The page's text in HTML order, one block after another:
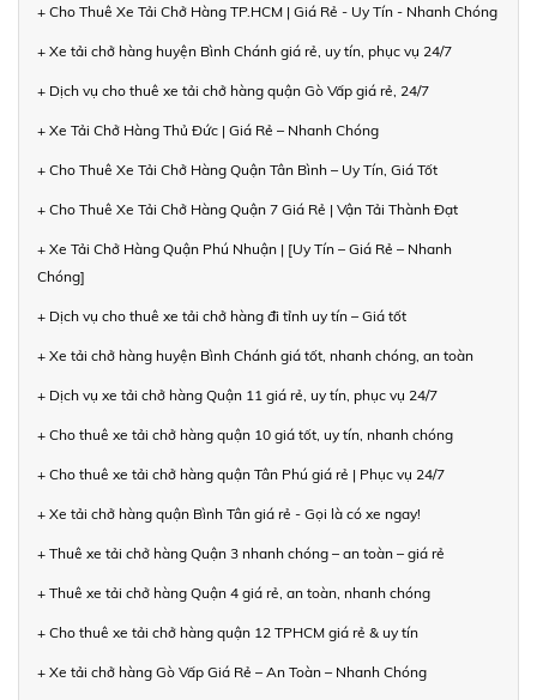
+ Cho Thuê Xe Tải Chở Hàng TP.HCM | Giá Rẻ - Uy Tín - Nhanh Chóng
+ Xe tải chở hàng huyện Bình Chánh giá rẻ, uy tín, phục vụ 24/7
+ Dịch vụ cho thuê xe tải chở hàng quận Gò Vấp giá rẻ, 24/7
+ Xe Tải Chở Hàng Thủ Đức | Giá Rẻ – Nhanh Chóng
+ Cho Thuê Xe Tải Chở Hàng Quận Tân Bình – Uy Tín, Giá Tốt
+ Cho Thuê Xe Tải Chở Hàng Quận 7 Giá Rẻ | Vận Tải Thành Đạt
+ Xe Tải Chở Hàng Quận Phú Nhuận | [Uy Tín – Giá Rẻ – Nhanh
Chóng]
+ Dịch vụ cho thuê xe tải chở hàng đi tỉnh uy tín – Giá tốt
+ Xe tải chở hàng huyện Bình Chánh giá tốt, nhanh chóng, an toàn
+ Dịch vụ xe tải chở hàng Quận 11 giá rẻ, uy tín, phục vụ 24/7
+ Cho thuê xe tải chở hàng quận 10 giá tốt, uy tín, nhanh chóng
+ Cho thuê xe tải chở hàng quận Tân Phú giá rẻ | Phục vụ 24/7
+ Xe tải chở hàng quận Bình Tân giá rẻ - Gọi là có xe ngay!
+ Thuê xe tải chở hàng Quận 3 nhanh chóng – an toàn – giá rẻ
+ Thuê xe tải chở hàng Quận 4 giá rẻ, an toàn, nhanh chóng
+ Cho thuê xe tải chở hàng quận 12 TPHCM giá rẻ & uy tín
+ Xe tải chở hàng Gò Vấp Giá Rẻ – An Toàn – Nhanh Chóng